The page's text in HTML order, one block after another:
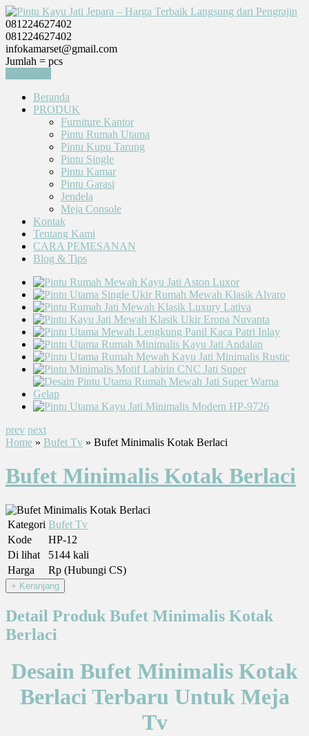
081224627402
081224627402
infokamarset@gmail.com
Jumlah = pcs
Beranda
PRODUK
Furniture Kantor
Pintu Rumah Utama
Pintu Kupu Tarung
Pintu Single
Pintu Kamar
Pintu Garasi
Jendela
Meja Console
Kontak
Tentang Kami
CARA PEMESANAN
Blog & Tips
prev next
Home » Bufet Tv » Bufet Minimalis Kotak Berlaci
Bufet Minimalis Kotak Berlaci
Kategori Bufet Tv
Kode
HP-12
Di lihat
5144 kali
Harga
Rp (Hubungi CS)
Detail Produk Bufet Minimalis Kotak
Berlaci
Desain Bufet Minimalis Kotak
Berlaci Terbaru Untuk Meja
Tv